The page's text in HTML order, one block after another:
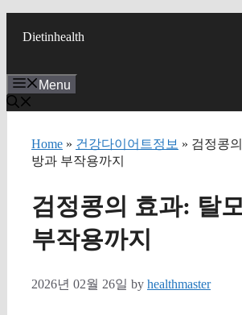
Dietinhealth
Menu
Home » 건강다이어트정보 » 검정콩
방과 부작용까지
검정콩의 효과: 탈
부작용까지
2026년 02월 26일 by healthmaster